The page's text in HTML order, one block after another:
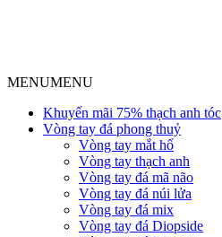
MENUMENU
Khuyến mãi 75% thạch anh tóc
Vòng tay đá phong thuỷ
Vòng tay mắt hổ
Vòng tay thạch anh
Vòng tay đá mã não
Vòng tay đá núi lửa
Vòng tay đá mix
Vòng tay đá Diopside